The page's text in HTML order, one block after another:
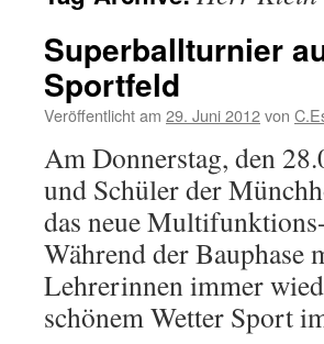
Superballturnier
Sportfeld
Veröffentlicht am 29. Juni 2012von
Am Donnerstag, den
und Schüler der
das neue
Während der Bauphase
Lehrerinnen immer
schönem Wetter Sport